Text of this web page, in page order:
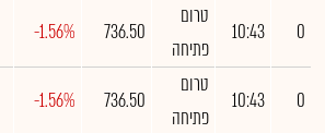
0
10:43
טרום
פתיחה
736.50
-1.56%
0
10:43
טרום
פתיחה
736.50
-1.56%